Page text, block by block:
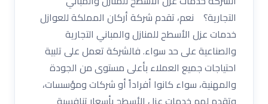
التجارية؟ نعم، تقدم شركة أركان المملكة للعوازل
خدمات عزل الأسطح للمنازل والمباني التجارية
والصناعية على حد سواء. فالشركة تعمل على تلبية
احتياجات جميع العملاء بأعلى مستوى من الجودة
والمهنية، سواء كانوا أفراداً أو شركات ومؤسسات،